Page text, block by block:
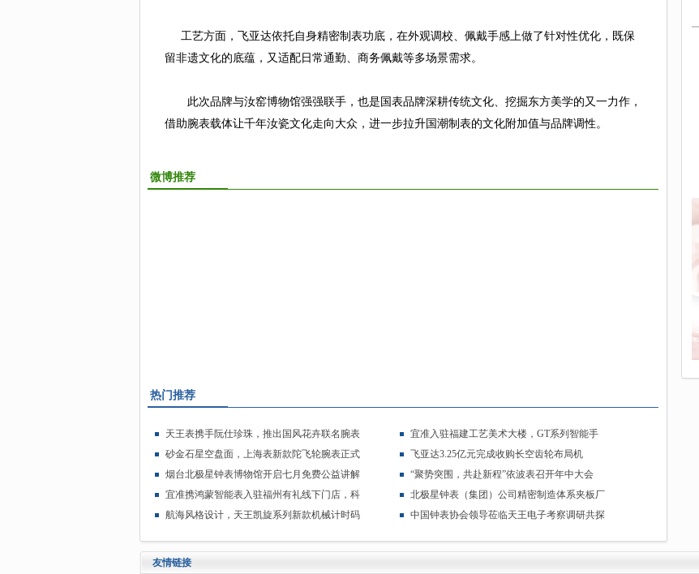
工艺方面，飞亚达依托自身精密制表功底，在外观调校、佩戴手感上做了针对性优化，既保
留非遗文化的底蕴，又适配日常通勤、商务佩戴等多场景需求。
此次品牌与汝窑博物馆强强联手，也是国表品牌深耕传统文化、挖掘东方美学的又一力作，
借助腕表载体让千年汝瓷文化走向大众，进一步拉升国潮制表的文化附加值与品牌调性。
微博推荐
热门推荐
天王表携手阮仕珍珠，推出国风花卉联名腕表
宜准入驻福建工艺美术大楼，GT系列智能手
砂金石星空盘面，上海表新款陀飞轮腕表正式
飞亚达3.25亿元完成收购长空齿轮布局机
烟台北极星钟表博物馆开启七月免费公益讲解
“聚势突围，共赴新程”依波表召开年中大会
宜准携鸿蒙智能表入驻福州有礼线下门店，科
北极星钟表（集团）公司精密制造体系夹板厂
航海风格设计，天王凯旋系列新款机械计时码
中国钟表协会领导莅临天王电子考察调研共探
友情链接